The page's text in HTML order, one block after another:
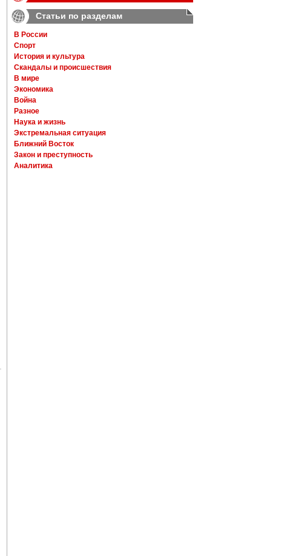
Статьи по разделам
В России
Спорт
История и культура
Скандалы и происшествия
В мире
Экономика
Война
Разное
Наука и жизнь
Экстремальная ситуация
Ближний Восток
Закон и преступность
Аналитика